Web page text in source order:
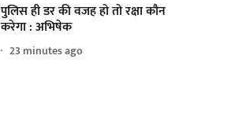
पुलिस ही डर की वजह हो तो रक्षा कौन
करेगा : अभिषेक
23 minutes ago